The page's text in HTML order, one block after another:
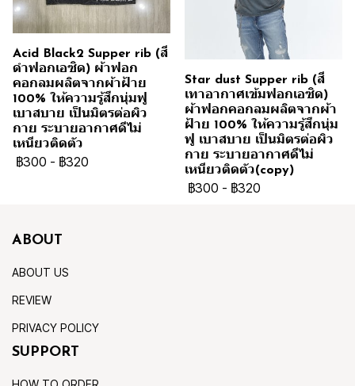
Acid Black2 Supper rib (สี
ดำฟอกเอซิด) ผ้าฟอก
คอกลมผลิตจากผ้าฝ้าย
100% ให้ความรู้สึกนุ่มฟู
เบาสบาย เป็นมิตรต่อผิว
กาย ระบายอากาศดีไม่
เหนียวติดตัว
฿300 - ฿320
Star dust Supper rib (สี
เทาอากาศเข้มฟอกเอซิด)
ผ้าฟอกคอกลมผลิตจากผ้า
ฝ้าย 100% ให้ความรู้สึกนุ่ม
ฟู เบาสบาย เป็นมิตรต่อผิว
กาย ระบายอากาศดีไม่
เหนียวติดตัว(copy)
฿300 - ฿320
ABOUT
ABOUT US
REVIEW
PRIVACY POLICY
SUPPORT